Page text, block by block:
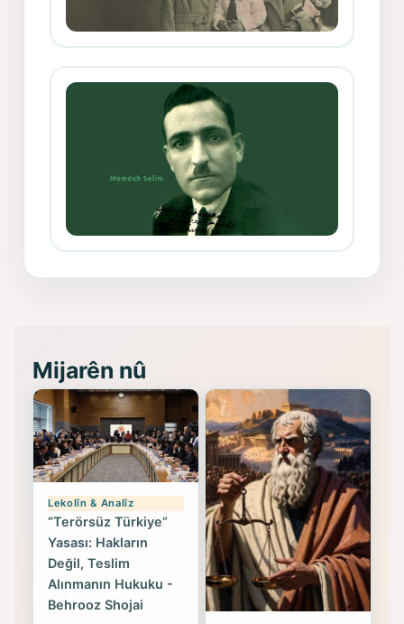
(Hoybun)’un Kuruluş Çalışmaları- 8
Mijarên nû
Lekolîn & Analîz
“Terörsüz Türkiye”
Yasası: Hakların
Değil, Teslim
Alınmanın Hukuku -
Behrooz Shojai